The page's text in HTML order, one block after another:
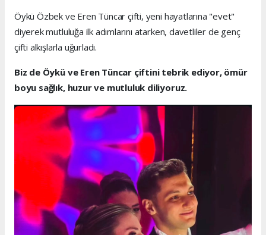
Öykü Özbek ve Eren Tüncar çifti, yeni hayatlarına "evet"
diyerek mutluluğa ilk adımlarını atarken, davetliler de genç
çifti alkışlarla uğurladı.
Biz de Öykü ve Eren Tüncar çiftini tebrik ediyor, ömür
boyu sağlık, huzur ve mutluluk diliyoruz.